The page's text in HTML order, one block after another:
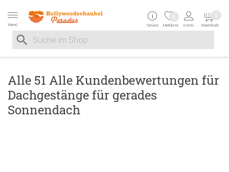
Menü
Suche nach
Suche im Shop, nach der Eingabe von 3 Buchstaben
Service Merkliste
0
Konto Warenkorb
0
Alle 51 Alle Kundenbewertungen für
Dachgestänge für gerades
Sonnendach